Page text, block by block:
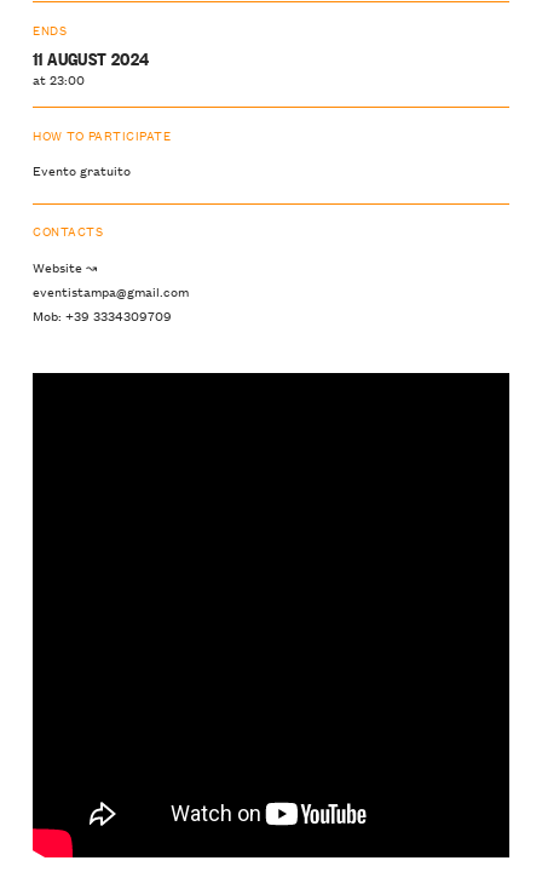
ENDS
11 AUGUST 2024
at 23:00
HOW TO PARTICIPATE
Evento gratuito
CONTACTS
Website ↝
eventistampa@gmail.com
Mob: +39 3334309709